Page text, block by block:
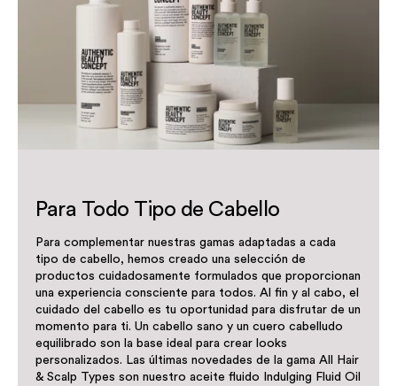
Para Todo Tipo de Cabello
Para complementar nuestras gamas adaptadas a cada
tipo de cabello, hemos creado una selección de
productos cuidadosamente formulados que proporcionan
una experiencia consciente para todos. Al fin y al cabo, el
cuidado del cabello es tu oportunidad para disfrutar de un
momento para ti. Un cabello sano y un cuero cabelludo
equilibrado son la base ideal para crear looks
personalizados. Las últimas novedades de la gama All Hair
& Scalp Types son nuestro aceite fluido Indulging Fluid Oil